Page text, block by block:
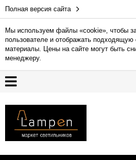
Полная версия сайта
Мы используем файлы «cookie», чтобы
пользователе и отображать подходящую
материалы. Цены на сайте могут быть
менеджеру.
Гарантия
Доставка
и
Контакты